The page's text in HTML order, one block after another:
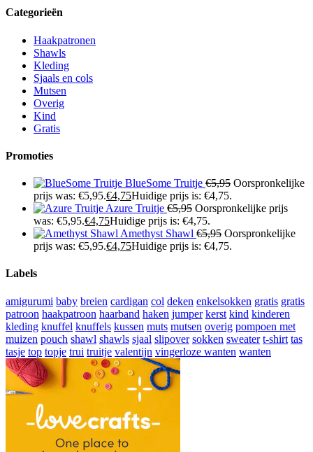
Categorieën
Haakpatronen
Shawls
Kleding
Sjaals en cols
Mutsen
Overig
Kind
Gratis
Promoties
BlueSome Truitje €5,95 Oorspronkelijke
prijs was: €5,95.€4,75Huidige prijs is: €4,75.
Azure Truitje €5,95 Oorspronkelijke prijs
was: €5,95.€4,75Huidige prijs is: €4,75.
Amethyst Shawl €5,95 Oorspronkelijke
prijs was: €5,95.€4,75Huidige prijs is: €4,75.
Labels
amigurumi baby breien cardigan col deken enkelsokken gratis gratis
patroon haakpatroon haarband haken jumper kerst kind kinderen
kleding knuffel knuffels kussen muts mutsen overig pompoen met
muizen pouch shawl shawls sjaal slipover sokken sweater t-shirt tas
tasje top topje trui truitje valentijn vingerloze wanten wanten